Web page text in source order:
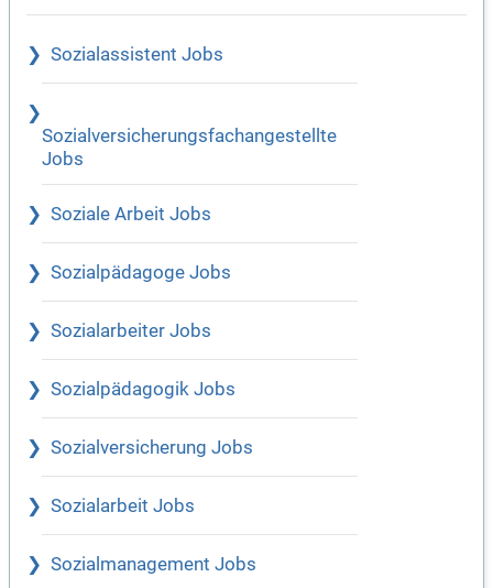
Sozialassistent Jobs
Sozialversicherungsfachangestellte
Jobs
Soziale Arbeit Jobs
Sozialpädagoge Jobs
Sozialarbeiter Jobs
Sozialpädagogik Jobs
Sozialversicherung Jobs
Sozialarbeit Jobs
Sozialmanagement Jobs